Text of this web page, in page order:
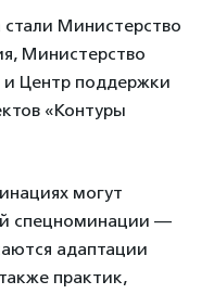
Министерство
Министерство
Центр поддержки
«Контуры
могут
спецноминации —
адаптации
практик,